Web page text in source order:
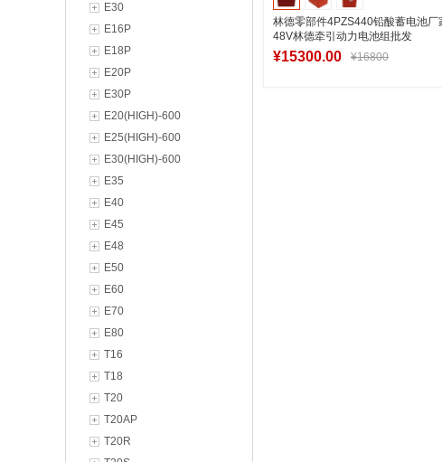
E30
E16P
E18P
E20P
E30P
E20(HIGH)-600
E25(HIGH)-600
E30(HIGH)-600
E35
E40
E45
E48
E50
E60
E70
E80
T16
T18
T20
T20AP
T20R
林德零部件4PZS440铅酸蓄电池厂
48V林德牵引动力电池组批发
¥15300.00 ¥16800